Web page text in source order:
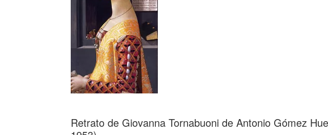
Retrato de Giovanna Tornabuoni de Antonio Gómez